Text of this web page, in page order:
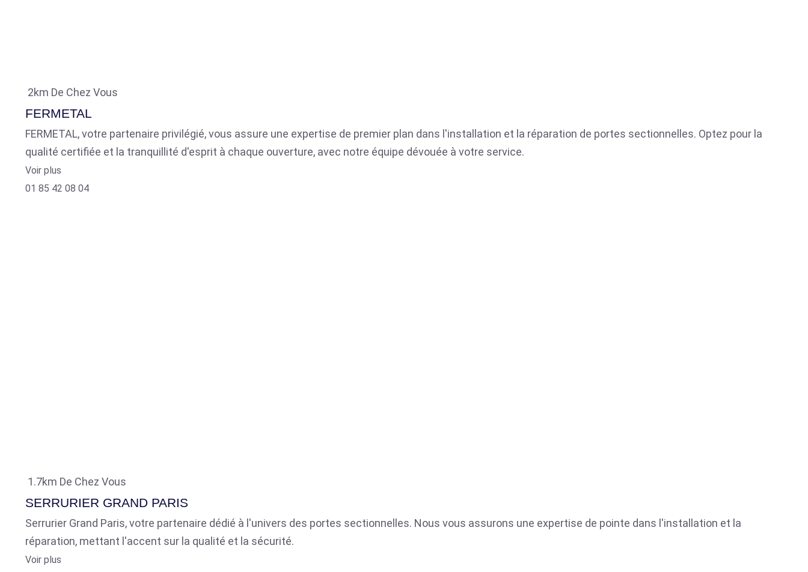
2km De Chez Vous
FERMETAL
FERMETAL, votre partenaire privilégié, vous assure une expertise de premier plan dans l'installation et la réparation de portes sectionnelles. Optez pour la
qualité certifiée et la tranquillité d'esprit à chaque ouverture, avec notre équipe dévouée à votre service.
Voir plus
01 85 42 08 04
1.7km De Chez Vous
SERRURIER GRAND PARIS
Serrurier Grand Paris, votre partenaire dédié à l'univers des portes sectionnelles. Nous vous assurons une expertise de pointe dans l'installation et la
réparation, mettant l'accent sur la qualité et la sécurité.
Voir plus